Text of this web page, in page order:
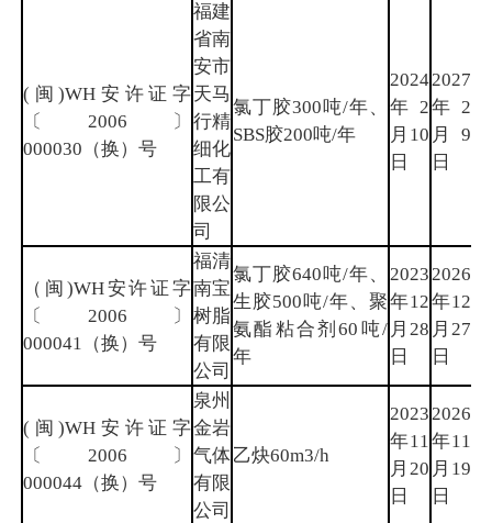
(闽)WH安许证字
〔2006〕
000030（换）号
福建
省南
安市
天马
行精
细化
工有
限公
司
氯丁胶300吨/年、
SBS胶200吨/年
2024
年2
月10
日
2027
年2
月9
日
（闽)WH安许证字
〔2006〕
000041（换）号
福清
南宝
树脂
有限
公司
氯丁胶640吨/年、
生胶500吨/年、聚
氨酯粘合剂60吨/
年
2023
年12
月28
日
2026
年12
月27
日
(闽)WH安许证字
〔2006〕
000044（换）号
泉州
金岩
气体
有限
公司
乙炔60m3/h
2023
年11
月20
日
2026
年11
月19
日